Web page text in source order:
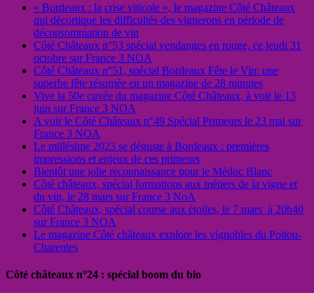
« Bordeaux : la crise viticole », le magazine Côté Châteaux
qui décortique les difficultés des vignerons en période de
déconsommation de vin
Côté Châteaux n°53 spécial vendanges en rouge, ce jeudi 31
octobre sur France 3 NOA
Côté Châteaux n°51, spécial Bordeaux Fête le Vin: une
superbe fête résumée en un magazine de 28 minutes
Vive la 50e cuvée du magazine Côté Châteaux, à voir le 13
juin sur France 3 NOA
A voir le Côté Châteaux n°49 Spécial Primeurs le 23 mai sur
France 3 NOA
Le millésime 2023 se déguste à Bordeaux : premières
impressions et enjeux de ces primeurs
Bientôt une jolie reconnaissance pour le Médoc Blanc
Côté châteaux, spécial formations aux métiers de la vigne et
du vin, le 28 mars sur France 3 NoA
Côté Châteaux, spécial course aux étoiles, le 7 mars à 20h40
sur France 3 NOA
Le magazine Côté châteaux explore les vignobles du Poitou-
Charentes
Côté châteaux n°24 : spécial boom du bio